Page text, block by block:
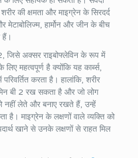
की क्षमता और माइग्रेन के सिरदर्द
मेटाबोलिज्म, हार्मोन और जीन के बीच
हैं।
जिसे अक्सर राइबोफ्लेविन के रूप में
महत्वपूर्ण है क्योंकि यह कार्ब्स,
करता है। हालांकि, शरीर
बी 2 रख सकता है और जो लोग
नहीं लेते और बनाए रखते हैं, उन्हें
है। माइग्रेन के लक्षणों वाले व्यक्ति को
खाने से उनके लक्षणों से राहत मिल